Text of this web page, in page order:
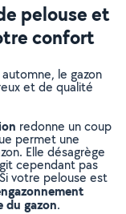
pelouse et
confort
le gazon
et de qualité
redonne un coup
permet une
Elle désagrège
cependant pas
votre pelouse est
gazon.